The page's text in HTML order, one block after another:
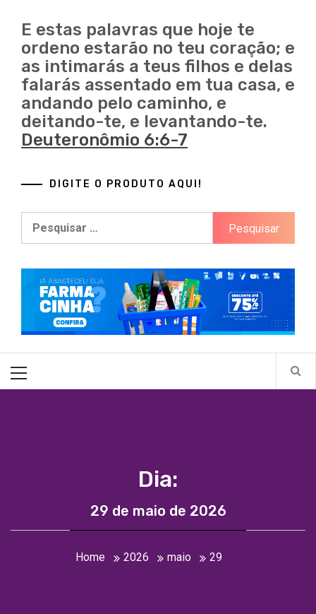
E estas palavras que hoje te
ordeno estarão no teu coração; e
as intimarás a teus filhos e delas
falarás assentado em tua casa, e
andando pelo caminho, e
deitando-te, e levantando-te.
Deuteronômio 6:6-7
DIGITE O PRODUTO AQUI!
Pesquisar
Menu
Dia:
29 de maio de 2026
Home 2026 maio 29